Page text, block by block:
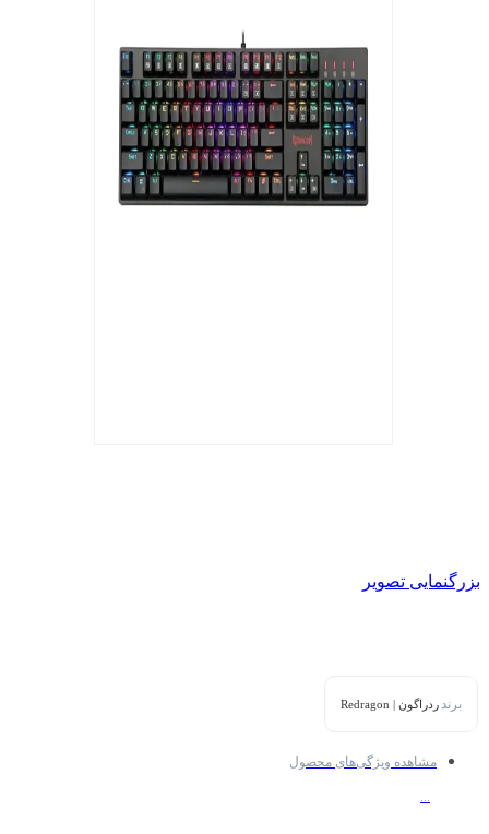
بزرگنمایی تصویر
برند ردراگون | Redragon
مشاهده ویژگی‌های محصول